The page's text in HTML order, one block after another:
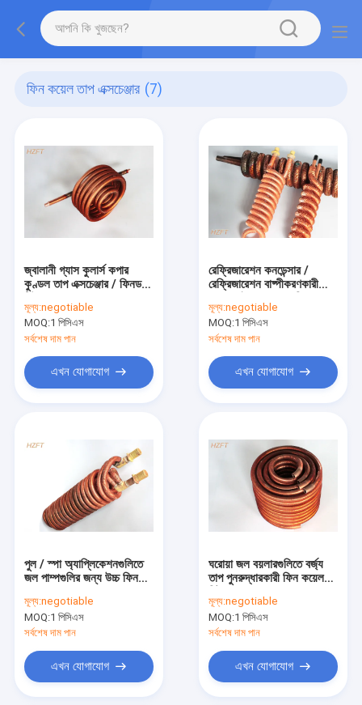
ফিন কয়েল তাপ এক্সচেঞ্জার (7)
জ্বালানী গ্যাস কুলার্স কপার
কুণ্ডল তাপ এক্সচেঞ্জার / ফিনড
মূল্য:negotiable
MOQ:1 পিসিএস
সর্বশেষ দাম পান
এখন যোগাযোগ
রেফ্রিজারেশন কনডেন্সার /
রেফ্রিজারেশন বাষ্পীকরণকারী
ফিন কয়েল তাপ এক্সচেঞ্জার
মূল্য:negotiable
MOQ:1 পিসিএস
সর্বশেষ দাম পান
এখন যোগাযোগ
পুল / স্পা অ্যাপ্লিকেশনগুলিতে
জল পাম্পগুলির জন্য উচ্চ ফিন
মূল্য:negotiable
MOQ:1 পিসিএস
সর্বশেষ দাম পান
এখন যোগাযোগ
ঘরোয়া জল বয়লারগুলিতে বর্জ্য
তাপ পুনরুদ্ধারকারী ফিন কয়েল
মূল্য:negotiable
MOQ:1 পিসিএস
সর্বশেষ দাম পান
এখন যোগাযোগ